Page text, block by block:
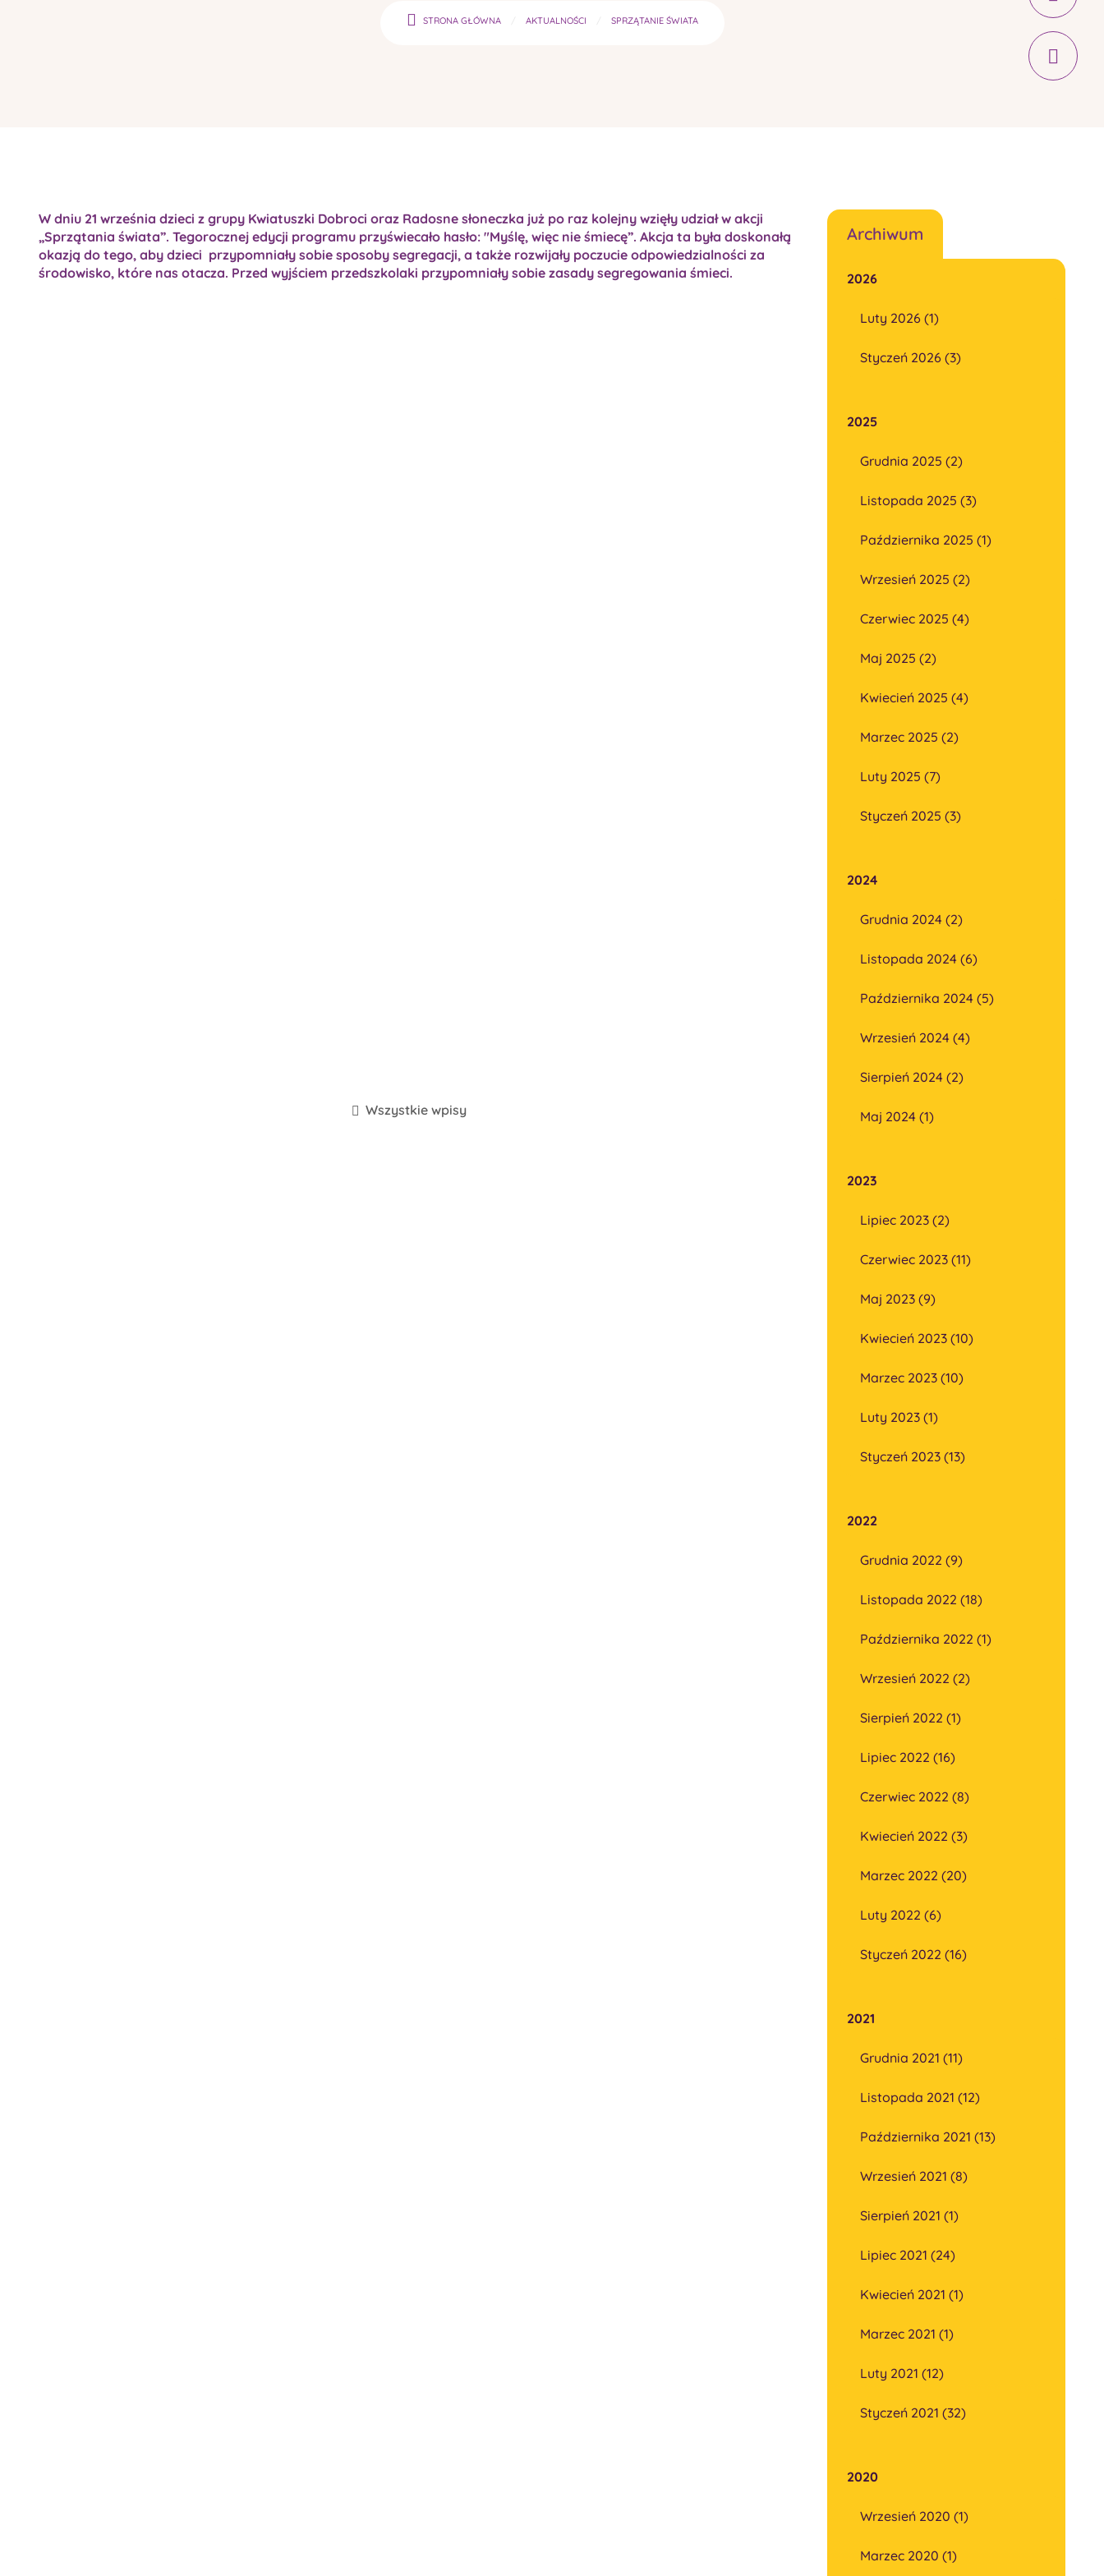
STRONA GŁÓWNA AKTUALNOŚCI SPRZĄTANIE ŚWIATA
W dniu 21 września dzieci z grupy Kwiatuszki Dobroci oraz Radosne słoneczka już po raz kolejny wzięły udział w akcji
„Sprzątania świata”. Tegorocznej edycji programu przyświecało hasło: "Myślę, więc nie śmiecę”. Akcja ta była doskonałą
okazją do tego, aby dzieci przypomniały sobie sposoby segregacji, a także rozwijały poczucie odpowiedzialności za
środowisko, które nas otacza. Przed wyjściem przedszkolaki przypomniały sobie zasady segregowania śmieci.
Wszystkie wpisy
Archiwum
2026
Luty 2026 (1)
Styczeń 2026 (3)
2025
Grudnia 2025 (2)
Listopada 2025 (3)
Października 2025 (1)
Wrzesień 2025 (2)
Czerwiec 2025 (4)
Maj 2025 (2)
Kwiecień 2025 (4)
Marzec 2025 (2)
Luty 2025 (7)
Styczeń 2025 (3)
2024
Grudnia 2024 (2)
Listopada 2024 (6)
Października 2024 (5)
Wrzesień 2024 (4)
Sierpień 2024 (2)
Maj 2024 (1)
2023
Lipiec 2023 (2)
Czerwiec 2023 (11)
Maj 2023 (9)
Kwiecień 2023 (10)
Marzec 2023 (10)
Luty 2023 (1)
Styczeń 2023 (13)
2022
Grudnia 2022 (9)
Listopada 2022 (18)
Października 2022 (1)
Wrzesień 2022 (2)
Sierpień 2022 (1)
Lipiec 2022 (16)
Czerwiec 2022 (8)
Kwiecień 2022 (3)
Marzec 2022 (20)
Luty 2022 (6)
Styczeń 2022 (16)
2021
Grudnia 2021 (11)
Listopada 2021 (12)
Października 2021 (13)
Wrzesień 2021 (8)
Sierpień 2021 (1)
Lipiec 2021 (24)
Kwiecień 2021 (1)
Marzec 2021 (1)
Luty 2021 (12)
Styczeń 2021 (32)
2020
Wrzesień 2020 (1)
Marzec 2020 (1)